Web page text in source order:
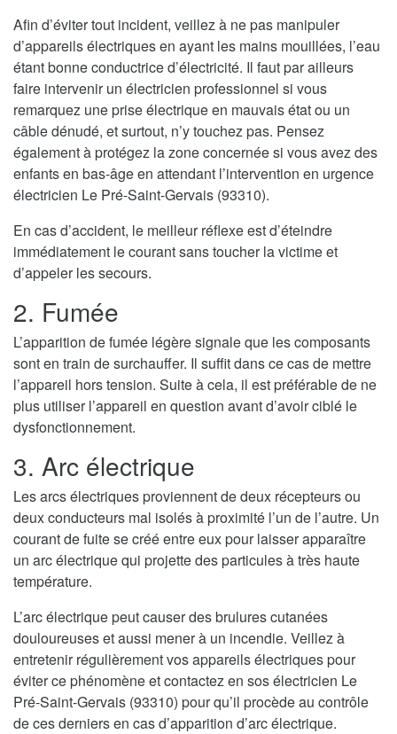
Afin d’éviter tout incident, veillez à ne pas manipuler
d’appareils électriques en ayant les mains mouillées, l’eau
étant bonne conductrice d’électricité. Il faut par ailleurs
faire intervenir un électricien professionnel si vous
remarquez une prise électrique en mauvais état ou un
câble dénudé, et surtout, n’y touchez pas. Pensez
également à protégez la zone concernée si vous avez des
enfants en bas-âge en attendant l’intervention en urgence
électricien Le Pré-Saint-Gervais (93310).
En cas d’accident, le meilleur réflexe est d’éteindre
immédiatement le courant sans toucher la victime et
d’appeler les secours.
2. Fumée
L’apparition de fumée légère signale que les composants
sont en train de surchauffer. Il suffit dans ce cas de mettre
l’appareil hors tension. Suite à cela, il est préférable de ne
plus utiliser l’appareil en question avant d’avoir ciblé le
dysfonctionnement.
3. Arc électrique
Les arcs électriques proviennent de deux récepteurs ou
deux conducteurs mal isolés à proximité l’un de l’autre. Un
courant de fuite se créé entre eux pour laisser apparaître
un arc électrique qui projette des particules à très haute
température.
L’arc électrique peut causer des brulures cutanées
douloureuses et aussi mener à un incendie. Veillez à
entretenir régulièrement vos appareils électriques pour
éviter ce phénomène et contactez en sos électricien Le
Pré-Saint-Gervais (93310) pour qu’il procède au contrôle
de ces derniers en cas d’apparition d’arc électrique.